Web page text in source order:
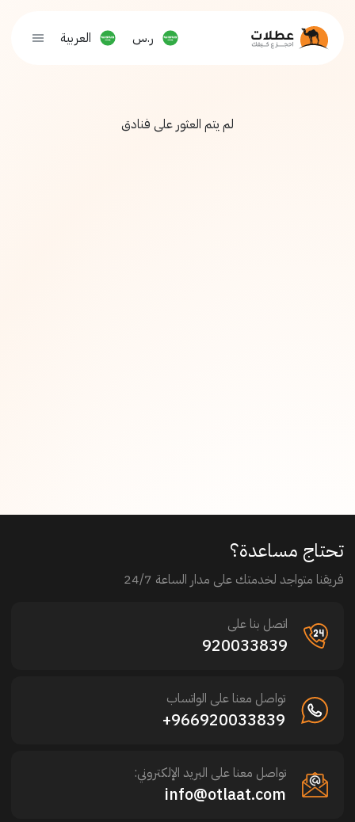
ر.س العربية
لم يتم العثور على فنادق
تحتاج مساعدة؟
فريقنا متواجد لخدمتك على مدار الساعة 24/7
اتصل بنا على
920033839
تواصل معنا على الواتساب
966920033839+
تواصل معنا على البريد الإلكتروني:
info@otlaat.com